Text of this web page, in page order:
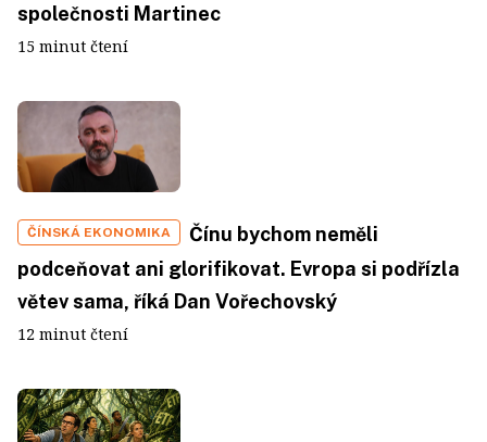
společnosti Martinec
15 minut čtení
ČÍNSKÁ EKONOMIKA
Čínu bychom neměli
podceňovat ani glorifikovat. Evropa si podřízla
větev sama, říká Dan Vořechovský
12 minut čtení